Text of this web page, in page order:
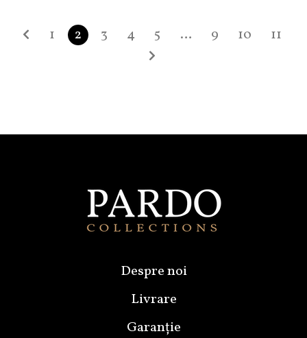
1 2 3 4 5 … 9 10 11
Despre noi
Livrare
Garanție